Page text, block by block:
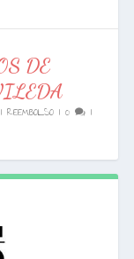
DE
|REEMBOLSO |0 |